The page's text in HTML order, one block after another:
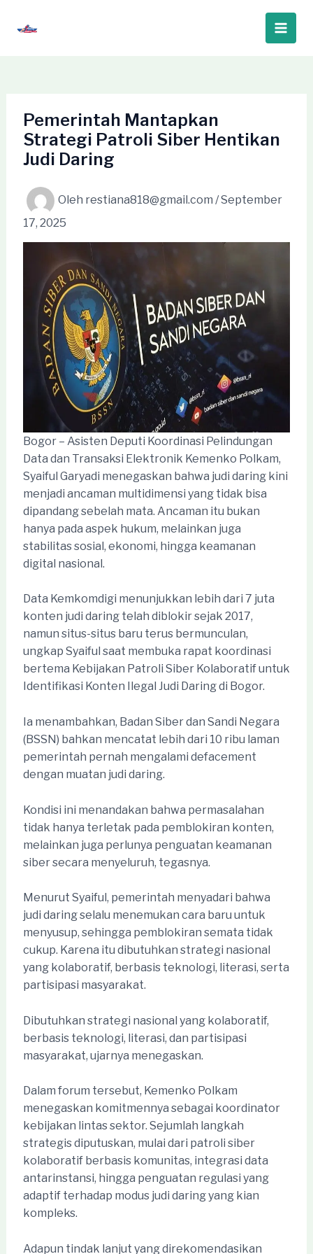
Main
Pemerintah Mantapkan
Strategi Patroli Siber Hentikan
Judi Daring
Oleh restiana818@gmail.com /September
17, 2025
Bogor – Asisten Deputi Koordinasi Pelindungan
Data dan Transaksi Elektronik Kemenko Polkam,
Syaiful Garyadi menegaskan bahwa judi daring kini
menjadi ancaman multidimensi yang tidak bisa
dipandang sebelah mata. Ancaman itu bukan
hanya pada aspek hukum, melainkan juga
stabilitas sosial, ekonomi, hingga keamanan
digital nasional.
Data Kemkomdigi menunjukkan lebih dari 7 juta
konten judi daring telah diblokir sejak 2017,
namun situs-situs baru terus bermunculan,
ungkap Syaiful saat membuka rapat koordinasi
bertema Kebijakan Patroli Siber Kolaboratif untuk
Identifikasi Konten Ilegal Judi Daring di Bogor.
Ia menambahkan, Badan Siber dan Sandi Negara
(BSSN) bahkan mencatat lebih dari 10 ribu laman
pemerintah pernah mengalami defacement
dengan muatan judi daring.
Kondisi ini menandakan bahwa permasalahan
tidak hanya terletak pada pemblokiran konten,
melainkan juga perlunya penguatan keamanan
siber secara menyeluruh, tegasnya.
Menurut Syaiful, pemerintah menyadari bahwa
judi daring selalu menemukan cara baru untuk
menyusup, sehingga pemblokiran semata tidak
cukup. Karena itu dibutuhkan strategi nasional
yang kolaboratif, berbasis teknologi, literasi, serta
partisipasi masyarakat.
Dibutuhkan strategi nasional yang kolaboratif,
berbasis teknologi, literasi, dan partisipasi
masyarakat, ujarnya menegaskan.
Dalam forum tersebut, Kemenko Polkam
menegaskan komitmennya sebagai koordinator
kebijakan lintas sektor. Sejumlah langkah
strategis diputuskan, mulai dari patroli siber
kolaboratif berbasis komunitas, integrasi data
antarinstansi, hingga penguatan regulasi yang
adaptif terhadap modus judi daring yang kian
kompleks.
Adapun tindak lanjut yang direkomendasikan